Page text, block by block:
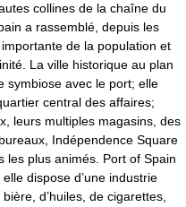
collines de la chaîne du
a rassemblé, depuis les
de la population et
La ville historique au plan
symbiose avec le port; elle
central des affaires;
leurs multiples magasins, des
Indépendence Square
les plus animés. Port of Spain
dispose d’une industrie
d’huiles, de cigarettes,